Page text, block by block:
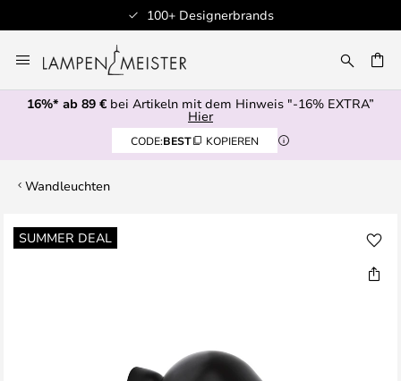
100+ Designerbrands
Inhalt
springen
16%* ab 89 € bei Artikeln mit dem Hinweis "-16% EXTRA”
Hier
CODE:BEST KOPIEREN
Wandleuchten
SUMMER DEAL
Zum
Ende